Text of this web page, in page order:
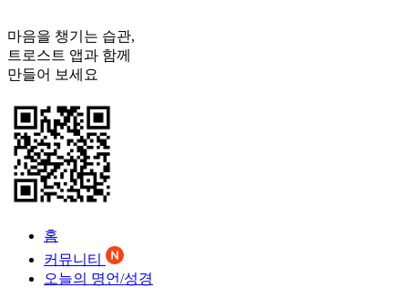
마음을 챙기는 습관,
트로스트 앱과 함께
만들어 보세요
홈
커뮤니티
오늘의 명언/성경